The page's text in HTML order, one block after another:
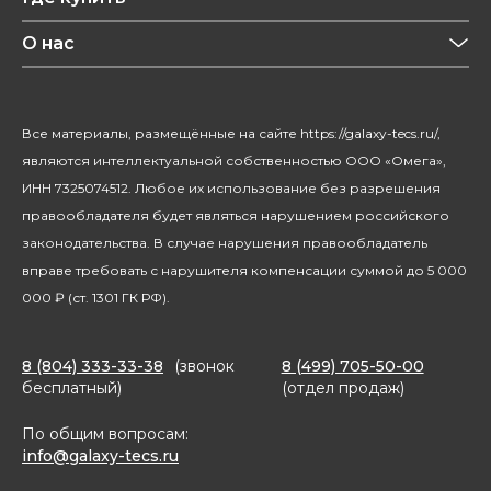
Красота и здоровье
Уход за домом
Посуда
О нас
Благотворительность
Все материалы, размещённые на сайте https://galaxy-tecs.ru/,
являются интеллектуальной собственностью ООО «Омега»,
ИНН 7325074512. Любое их использование без разрешения
правообладателя будет являться нарушением российского
законодательства. В случае нарушения правообладатель
вправе требовать с нарушителя компенсации суммой до 5 000
000 ₽ (ст. 1301 ГК РФ).
8 (804) 333-33-38
(звонок
бесплатный)
8 (499) 705-50-00
(отдел продаж)
По общим вопросам:
info@galaxy-tecs.ru